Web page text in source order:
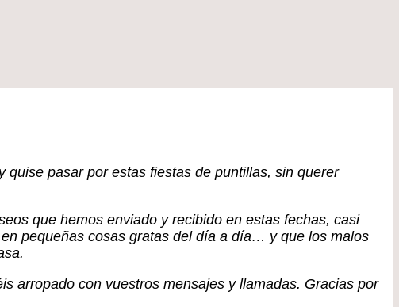
pasar por estas fiestas de puntillas, sin querer
que hemos enviado y recibido en estas fechas, casi
pequeñas cosas gratas del día a día… y que los malos
arropado con vuestros mensajes y llamadas. Gracias por